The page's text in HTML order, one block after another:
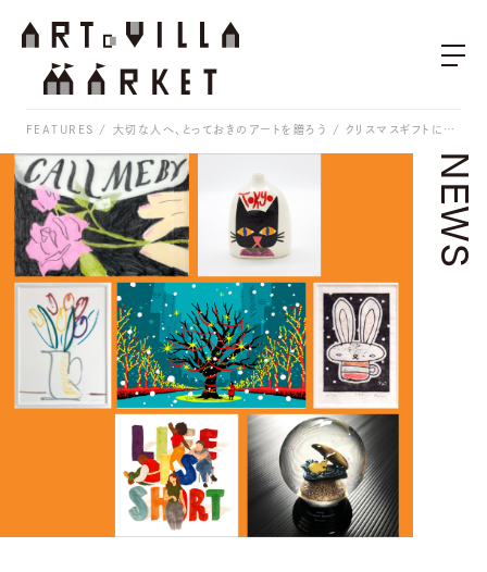
FEATURES 大切な人へ、とっておきのアートを贈ろう / クリスマスギフトにぴったりの作品をARToVILLA MARKETで販売中
NEWS